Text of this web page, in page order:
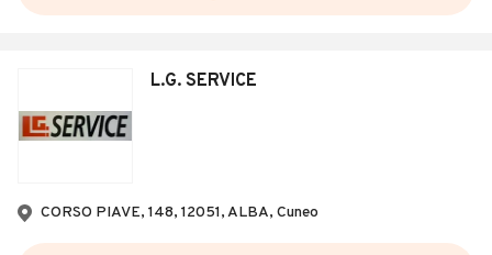
L.G. SERVICE
CORSO PIAVE, 148, 12051, ALBA, Cuneo